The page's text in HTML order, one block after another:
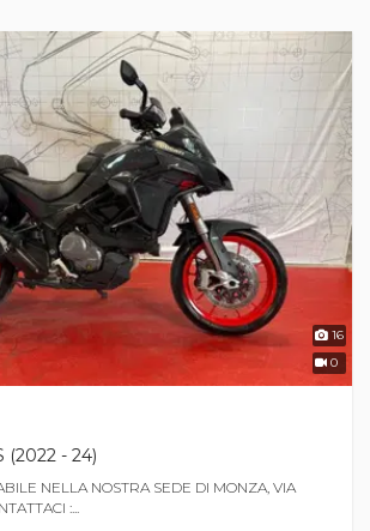
16
0
(2022 - 24)
NELLA NOSTRA SEDE DI MONZA, VIA
:...